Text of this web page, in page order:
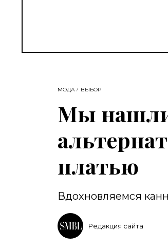
МОДА ВЫБОР
Мы
платью
Вдохновляемся
Редакция сайта